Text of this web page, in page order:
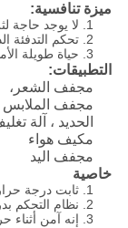
ميزة تنافسية:
1. لا يوجد حاجة لثرموستات ؛
2. تحكم التدفئة الذاتي التنظيم ؛
3. حياة طويلة الأمد
التطبيقات:
مجفف الشعر،
مجفف الملابس
الحديد ، آلة
مكيف هواء
مجفف اليد
خاصية
1. ثابت درجة حرارة ثابتة
2. نظام التحكم بدرجة الحرارة غير مطلوب
3. إنه آمن أثناء حرق السوائل